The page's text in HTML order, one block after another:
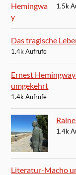
1.5k
Das tragische
1.4k Aufrufe
Ernest
umgekehrt
1.4k Aufrufe
1.4k
Literatur-Macho